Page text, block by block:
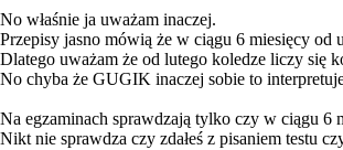
No właśnie ja uważam inaczej.
Przepisy jasno mówią że w ciągu 6 miesięcy od
Dlatego uważam że od lutego koledze liczy się
No chyba że GUGIK inaczej sobie to
Na egzaminach sprawdzają tylko czy w ciągu 6
Nikt nie sprawdza czy zdałeś z pisaniem testu